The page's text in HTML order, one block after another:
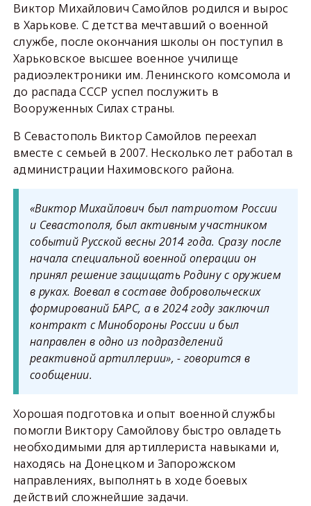
Виктор Михайлович Самойлов родился и вырос
в Харькове. С детства мечтавший о военной
службе, после окончания школы он поступил в
Харьковское высшее военное училище
радиоэлектроники им. Ленинского комсомола и
до распада СССР успел послужить в
Вооруженных Силах страны.
В Севастополь Виктор Самойлов переехал
вместе с семьей в 2007. Несколько лет работал в
администрации Нахимовского района.
«Виктор Михайлович был патриотом России
и Севастополя, был активным участником
событий Русской весны 2014 года. Сразу после
начала специальной военной операции он
принял решение защищать Родину с оружием
в руках. Воевал в составе добровольческих
формирований БАРС, а в 2024 году заключил
контракт с Минобороны России и был
направлен в одно из подразделений
реактивной артиллерии», - говорится в
сообщении.
Хорошая подготовка и опыт военной службы
помогли Виктору Самойлову быстро овладеть
необходимыми для артиллериста навыками и,
находясь на Донецком и Запорожском
направлениях, выполнять в ходе боевых
действий сложнейшие задачи.